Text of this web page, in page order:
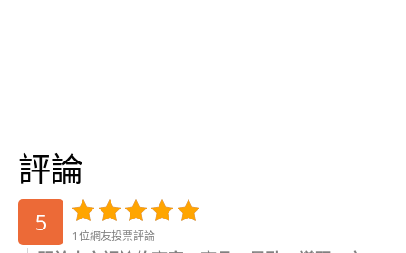
評論
5 1位網友投票評論